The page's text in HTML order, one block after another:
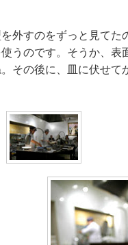
外すのをずっと見てた
うのです。そうか、表
その後に、皿に伏せて